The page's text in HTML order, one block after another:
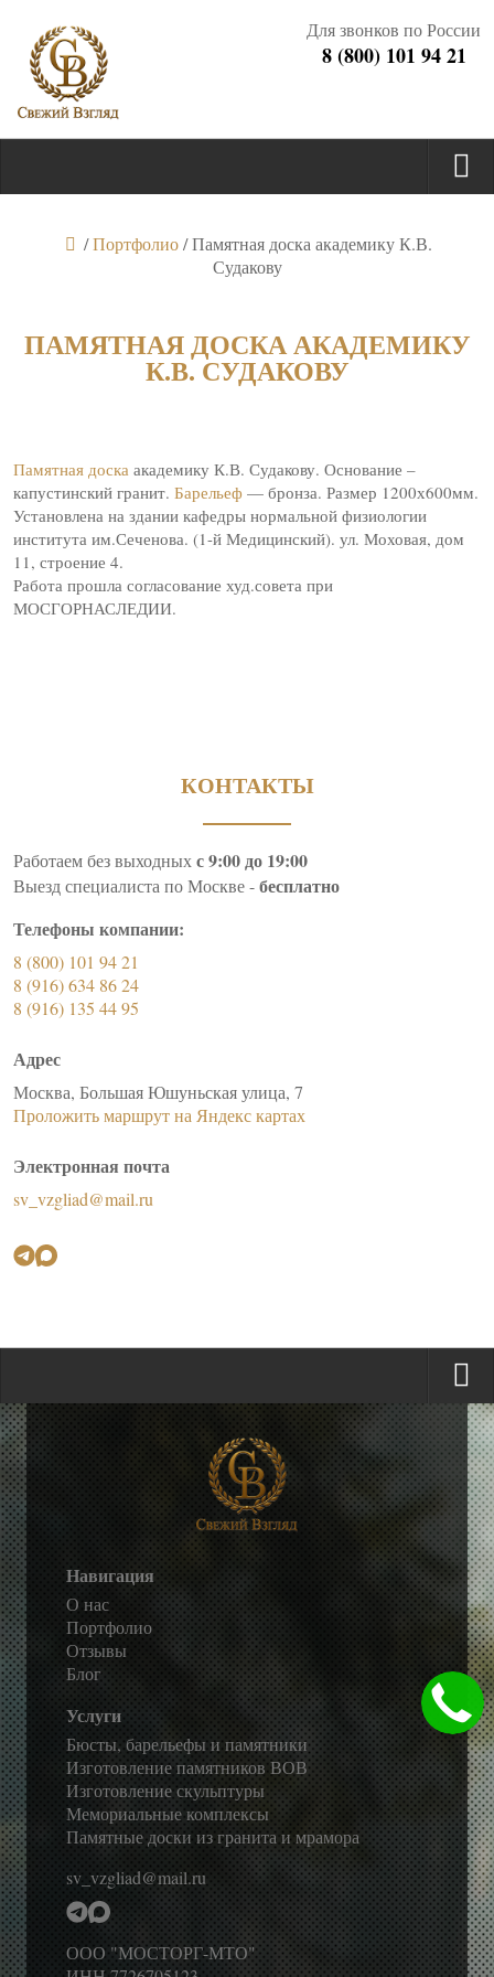
Для звонков по России
8 (800) 101 94 21
/Портфолио/Памятная доска академику К.В.
Судакову
ПАМЯТНАЯ ДОСКА АКАДЕМИКУ
К.В. СУДАКОВУ
Памятная доска академику К.В. Судакову. Основание –
капустинский гранит. Барельеф — бронза. Размер 1200х600мм.
Установлена на здании кафедры нормальной физиологии
института им.Сеченова. (1-й Медицинский). ул. Моховая, дом
11, строение 4.
Работа прошла согласование худ.совета при
МОСГОРНАСЛЕДИИ.
КОНТАКТЫ
Работаем без выходныхс 9:00 до 19:00
Выезд специалиста по Москве -бесплатно
Телефоны компании:
8 (800) 101 94 21
8 (916) 634 86 24
8 (916) 135 44 95
Адрес
Москва, Большая Юшуньская улица, 7
Проложить маршрут на Яндекс картах
Электронная почта
sv_vzgliad@mail.ru
Навигация
О нас
Портфолио
Отзывы
Блог
Услуги
Бюсты, барельефы и памятники
Изготовление памятников ВОВ
Изготовление скульптуры
Мемориальные комплексы
Памятные доски из гранита и мрамора
sv_vzgliad@mail.ru
ООО "МОСТОРГ-МТО"